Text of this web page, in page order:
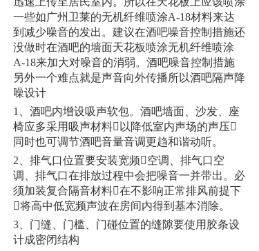
一些如广州卫莱的无机纤维喷涂A-18材料来达
到减少噪音的发出。建议在酒吧噪音控制措施还
没做时在酒吧的墙面天花板喷涂无机纤维喷涂
A-18来加大对噪音的消弱。酒吧噪音控制措施
另外一个难点就是声音向外传播所以酒吧隔声降
噪设计
1、酒吧内增设吸声软包。酒吧墙面、沙发、座
椅应多采用吸声材料以降低室内声场的声压
同时也可调节酒吧音量音调更趋和谐动听。
2、排气口位置要安装宽频空调、排气口空
调、排气口在排放过程中会把噪音一并带出。必
须加装复合隔音材料在不影响正常排风前提下
将高中低宽频声波在房间内得到基本消除。
3、门缝、门槛、门碰位置的缝隙要使用胶条设
计成密闭结构